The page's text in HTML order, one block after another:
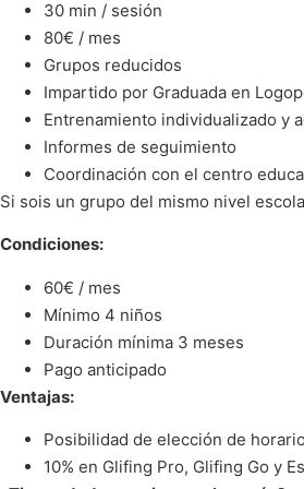
30 min / sesión
80€ / mes
Grupos reducidos
Impartido por Graduada en
Entrenamiento individualizado y
Informes de seguimiento
Coordinación con el centro
Si sois un grupo del mismo nivel
Condiciones:
60€ / mes
Mínimo 4 niños
Duración mínima 3 meses
Pago anticipado
Ventajas:
Posibilidad de elección de
10% en Glifing Pro, Glifing Go y